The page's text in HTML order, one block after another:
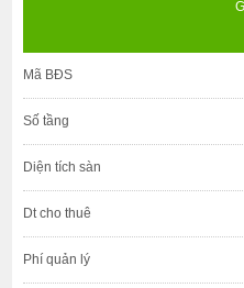
Mã BĐS
Số tầng
Diện tích sàn
Dt cho thuê
Phí quản lý